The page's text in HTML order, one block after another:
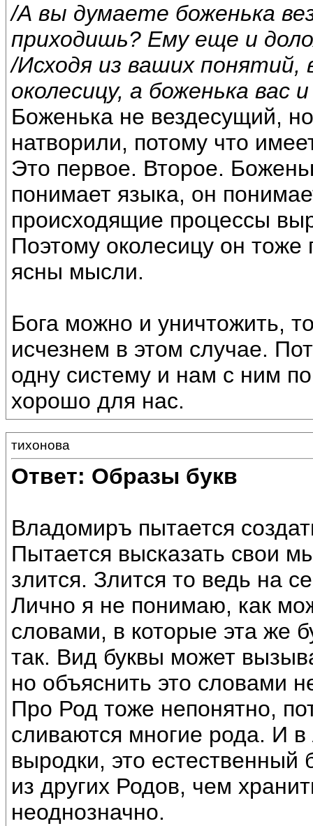
/А вы думаете боженька
приходишь? Ему еще и
/Исходя из ваших
околесицу, а боженька вас
Боженька не вездесущий,
натворили, потому что
Это первое. Второе.
понимает языка, он
происходящие процессы
Поэтому околесицу он тоже
ясны мысли.
Бога можно и уничтожить,
исчезнем в этом случае.
одну систему и нам с ним
хорошо для нас.
тихонова
Ответ: Образы букв
Владомиръ пытается
Пытается высказать свои
злится. Злится то ведь на
Лично я не понимаю, как
словами, в которые эта же
так. Вид буквы может
но объяснить это словами
Про Род тоже непонятно,
сливаются многие рода. И
выродки, это
из других Родов, чем
неоднозначно.